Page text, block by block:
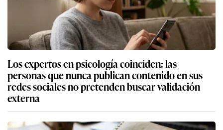
Los expertos en psicología coinciden: las
personas que nunca publican contenido en sus
redes sociales no pretenden buscar validación
externa